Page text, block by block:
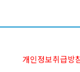
개인정보취급방